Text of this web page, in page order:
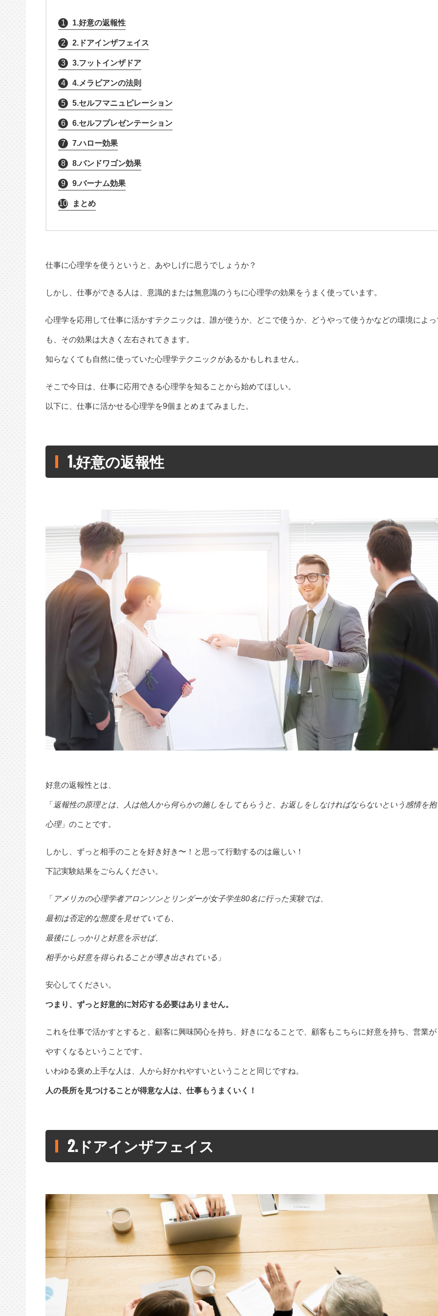
1 1.好意の返報性
2 2.ドアインザフェイス
3 3.フットインザドア
4 4.メラビアンの法則
5 5.セルフマニュピレーション
6 6.セルフプレゼンテーション
7 7.ハロー効果
8 8.バンドワゴン効果
9 9.バーナム効果
10 まとめ
仕事に心理学を使うというと、あやしげに思うでしょうか？
しかし、仕事ができる人は、意識的または無意識のうちに心理学の効果をうまく使っています。
心理学を応用して仕事に活かすテクニックは、誰が使うか、どこで使うか、どうやって使うかなどの環境によっ
も、その効果は大きく左右されてきます。
知らなくても自然に使っていた心理学テクニックがあるかもしれません。
そこで今日は、仕事に応用できる心理学を知ることから始めてほしい。
以下に、仕事に活かせる心理学を9個まとめまてみました。
1.好意の返報性
好意の返報性とは、
「 返報性の原理とは、人は他人から何らかの施しをしてもらうと、お返しをしなければならないという感情を抱
心理」のことです。
しかし、ずっと相手のことを好き好き〜！と思って行動するのは厳しい！
下記実験結果をごらんください。
「 アメリカの心理学者アロンソンとリンダーが女子学生80名に行った実験では、
最初は否定的な態度を見せていても、
最後にしっかりと好意を示せば、
相手から好意を得られることが導き出されている 」
安心してください。
つまり、ずっと好意的に対応する必要はありません。
これを仕事で活かすとすると、顧客に興味関心を持ち、好きになることで、顧客もこちらに好意を持ち、営業が
やすくなるということです。
いわゆる褒め上手な人は、人から好かれやすいということと同じですね。
人の長所を見つけることが得意な人は、仕事もうまくいく！
2.ドアインザフェイス